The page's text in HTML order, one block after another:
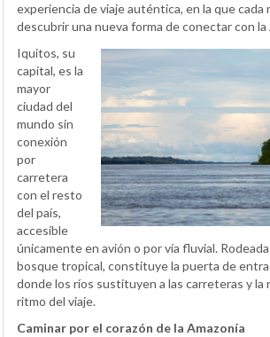
experiencia de viaje auténtica, en la que
descubrir una nueva forma de conectar con la
Iquitos, su
capital, es la
mayor
ciudad del
mundo sin
conexión
por
carretera
con el resto
del país,
accesible
únicamente en avión o por vía fluvial.
bosque tropical, constituye la puerta de
donde los ríos sustituyen a las carreteras y la
ritmo del viaje.
Caminar por el corazón de la Amazonía